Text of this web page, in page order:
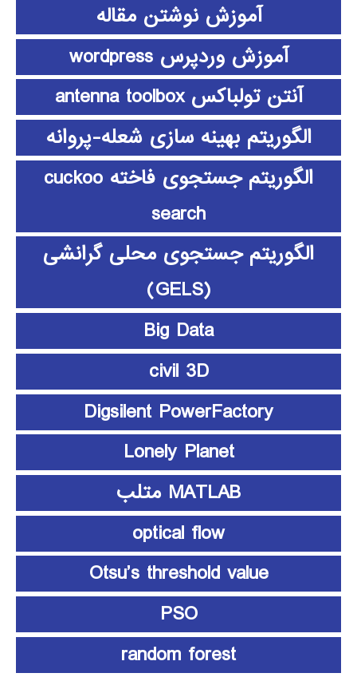
آموزش نوشتن مقاله
آموزش وردپرس wordpress
آنتن تولباکس antenna toolbox
الگوریتم بهینه سازی شعله-پروانه
الگوریتم جستجوی فاخته cuckoo
search
الگوریتم جستجوی محلی گرانشی
(GELS)
Big Data
civil 3D
Digsilent PowerFactory
Lonely Planet
MATLAB متلب
optical flow
Otsu’s threshold value
PSO
random forest